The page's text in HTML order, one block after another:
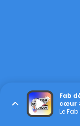
Fab
cœur
Le